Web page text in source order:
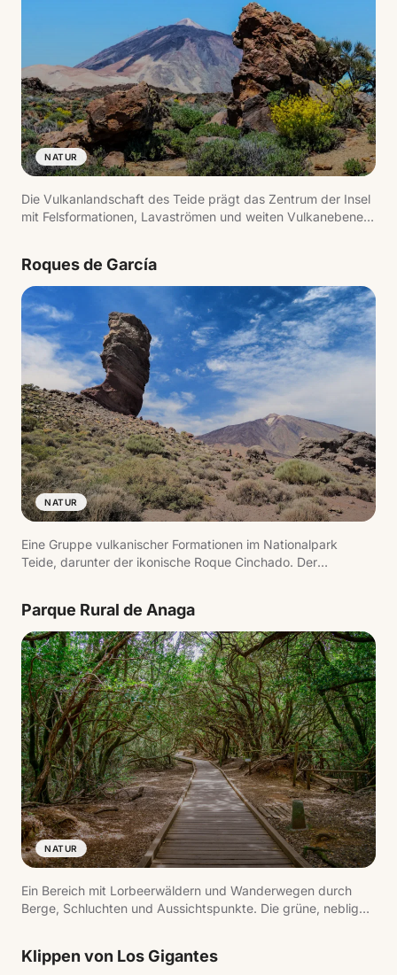
NATUR
Die Vulkanlandschaft des Teide prägt das Zentrum der Insel
mit Felsformationen, Lavaströmen und weiten Vulkanebenen.
Roques de García
NATUR
Eine Gruppe vulkanischer Formationen im Nationalpark
Teide, darunter der ikonische Roque Cinchado. Der
Parque Rural de Anaga
NATUR
Ein Bereich mit Lorbeerwäldern und Wanderwegen durch
Berge, Schluchten und Aussichtspunkte. Die grüne, neblige
Klippen von Los Gigantes